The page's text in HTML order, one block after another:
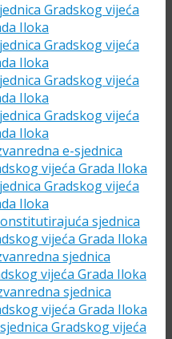
Gradskog vijeća
Iloka
Gradskog vijeća
Iloka
Gradskog vijeća
Iloka
Gradskog vijeća
Iloka
e-sjednica
vijeća Grada Iloka
Gradskog vijeća
Iloka
sjednica
vijeća Grada Iloka
sjednica
vijeća Grada Iloka
sjednica
vijeća Grada Iloka
Gradskog vijeća